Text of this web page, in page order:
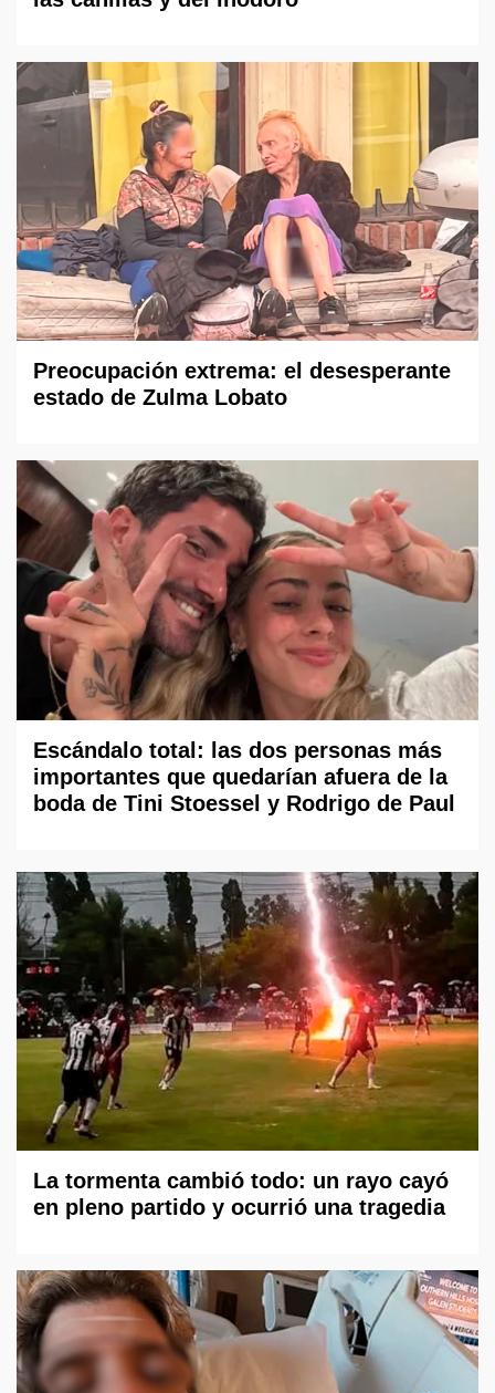
Preocupación extrema: el desesperante
estado de Zulma Lobato
Escándalo total: las dos personas más
importantes que quedarían afuera de la
boda de Tini Stoessel y Rodrigo de Paul
La tormenta cambió todo: un rayo cayó
en pleno partido y ocurrió una tragedia